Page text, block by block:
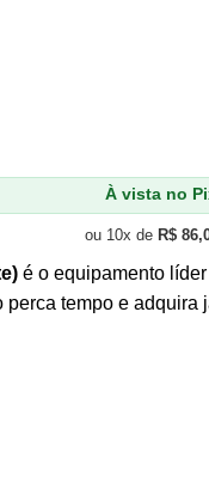
À vista no
ou 10x de R$
é o equipamento
perca tempo e adquira